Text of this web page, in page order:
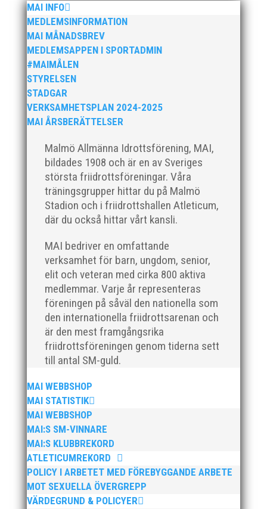
MAI INFO
MEDLEMSINFORMATION
MAI MÅNADSBREV
MEDLEMSAPPEN I SPORTADMIN
#MAIMÅLEN
STYRELSEN
STADGAR
VERKSAMHETSPLAN 2024-2025
MAI ÅRSBERÄTTELSER
Malmö Allmänna Idrottsförening, MAI,
bildades 1908 och är en av Sveriges
största friidrottsföreningar. Våra
träningsgrupper hittar du på Malmö
Stadion och i friidrottshallen Atleticum,
där du också hittar vårt kansli.
MAI bedriver en omfattande
verksamhet för barn, ungdom, senior,
elit och veteran med cirka 800 aktiva
medlemmar. Varje år representeras
föreningen på såväl den nationella som
den internationella friidrottsarenan och
är den mest framgångsrika
friidrottsföreningen genom tiderna sett
till antal SM-guld.
MAI WEBBSHOP
MAI STATISTIK
MAI WEBBSHOP
MAI:S SM-VINNARE
MAI:S KLUBBREKORD
ATLETICUMREKORD
POLICY I ARBETET MED FÖREBYGGANDE ARBETE
MOT SEXUELLA ÖVERGREPP
VÄRDEGRUND & POLICYER
Klubbchef – Malmö Allmänna Idrottsförening (MAI)
Vill du vara med och skapa glädje, gemenskap och
utveckling i en av Sveriges största
friidrottsföreningar? Malmö Allmänna Idrottsförening
– MAI – söker en engagerad, strategisk,
För mig har Lasse betytt oerhört mycket på flera
plan. På 80- och 90-talet, då jag själv var aktiv, var
han för mig en handlingskraftig ledare som alltid var
på plats och igång med en mängd olika projekt. Med
sin parhäst och nära vän, Bengt Bendéus,...
Nu är hösten här och för oss MAI:re betyder det olika
saker beroende på var man befinner sig i
organisationen. Här kommer en liten sammanfattning
från mig som ordförande i vår anrika förening om hur